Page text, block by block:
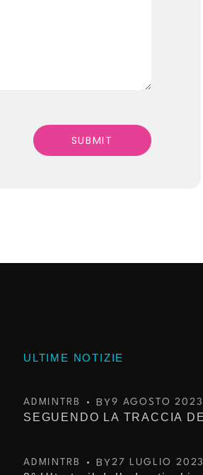
ULTIME NOTIZIE
9 AGOSTO 2023
BY
ADMINTRB
27 LUGLIO 2023
BY
ADMINTRB